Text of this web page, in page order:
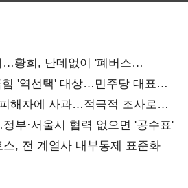
…황희, 난데없이 '폐버스
'역선택' 대상…민주당 대표로
해자에 사과…적극적 조사로
부·서울시 협력 없으면 '공수표'
, 전 계열사 내부통제 표준화